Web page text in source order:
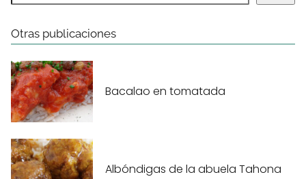
Otras publicaciones
Bacalao en tomatada
Albóndigas de la abuela Tahona